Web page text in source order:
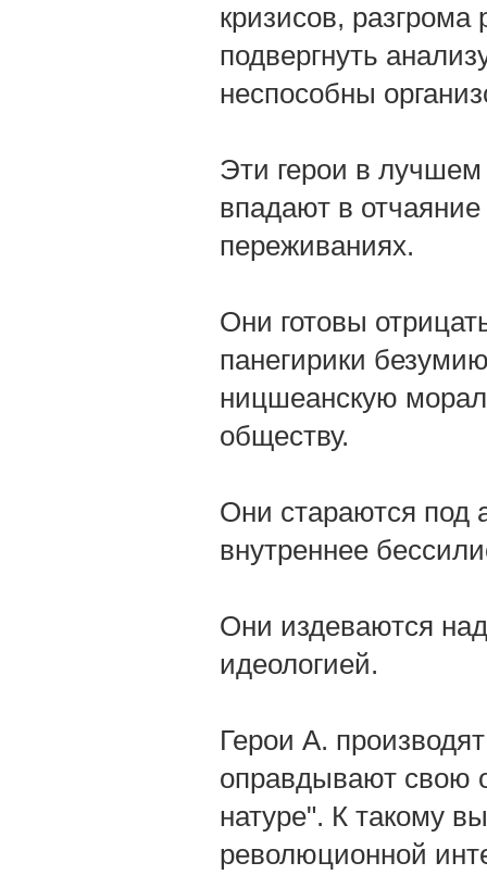
кризисов,
подвергнуть
неспособны
Эти герои в лучшем
впадают в
переживаниях.
Они готовы
панегирики
ницшеанскую
обществу.
Они стараются под
внутреннее
Они издеваются
идеологией.
Герои А.
оправдывают свою
натуре". К такому
революционной